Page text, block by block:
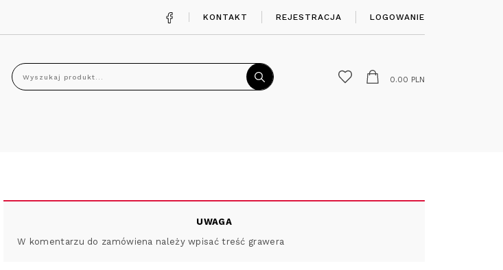
KONTAKT REJESTRACJA LOGOWANIE
Wyszukaj produkt... 0.00 PLN
UWAGA
W komentarzu do zamówiena należy wpisać treść grawera